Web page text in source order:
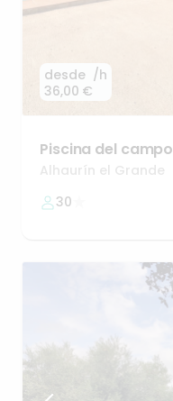
desde
36,00 €
/h
Piscina del campo
Alhaurín el Grande
30